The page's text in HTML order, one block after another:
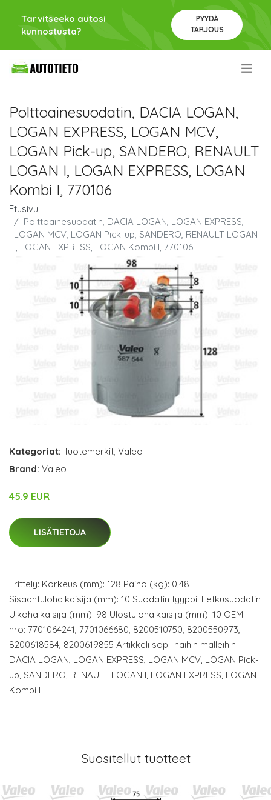
Tarvitseeko autosi
kunnostusta?
PYYDÄ
TARJOUS
Polttoainesuodatin, DACIA LOGAN,
LOGAN EXPRESS, LOGAN MCV,
LOGAN Pick-up, SANDERO, RENAULT
LOGAN I, LOGAN EXPRESS, LOGAN
Kombi I, 770106
Etusivu
Polttoainesuodatin, DACIA LOGAN, LOGAN EXPRESS,
LOGAN MCV, LOGAN Pick-up, SANDERO, RENAULT LOGAN
I, LOGAN EXPRESS, LOGAN Kombi I, 770106
Kategoriat: Tuotemerkit, Valeo
Brand: Valeo
45.9 EUR
LISÄTIETOJA
Erittely: Korkeus (mm): 128 Paino (kg): 0,48
Sisääntulohalkaisija (mm): 10 Suodatin tyyppi: Letkusuodatin
Ulkohalkaisija (mm): 98 Ulostulohalkaisija (mm): 10 OEM-
nro: 7701064241, 7701066680, 8200510750, 8200550973,
8200618584, 8200619855 Artikkeli sopii näihin malleihin:
DACIA LOGAN, LOGAN EXPRESS, LOGAN MCV, LOGAN Pick-
up, SANDERO, RENAULT LOGAN I, LOGAN EXPRESS, LOGAN
Kombi I
Suositellut tuotteet